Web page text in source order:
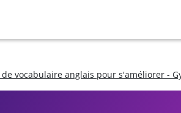
de vocabulaire anglais pour s'améliorer -